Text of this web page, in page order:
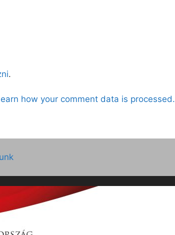
.
how your comment data is processed.